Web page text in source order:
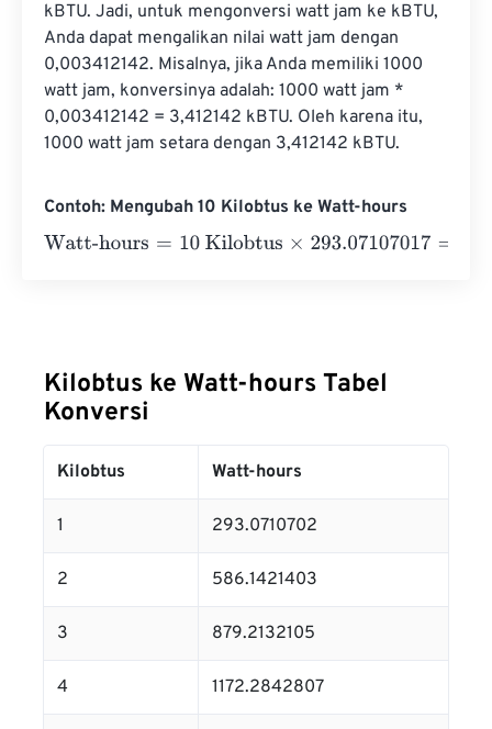
kBTU. Jadi, untuk mengonversi watt jam ke kBTU,
Anda dapat mengalikan nilai watt jam dengan
0,003412142. Misalnya, jika Anda memiliki 1000
watt jam, konversinya adalah: 1000 watt jam *
0,003412142 = 3,412142 kBTU. Oleh karena itu,
1000 watt jam setara dengan 3,412142 kBTU.
Contoh: Mengubah 10 Kilobtus ke Watt-hours
Watt-hours=10 Kilobtus×293.07107017=2930.7107017
Kilobtus ke Watt-hours Tabel
Konversi
Kilobtus Watt-hours
1 293.0710702
2 586.1421403
3 879.2132105
4 1172.2842807